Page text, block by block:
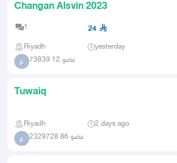
Changan Alsvin 2023
1 24
Riyadh yesterday
ع عضو 12 73839
Tuwaiq
Riyadh 2 days ago
ع عضو 86 2329728